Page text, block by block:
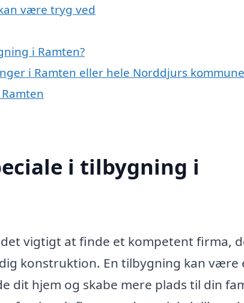
være tryg ved
i Ramten?
i Ramten eller hele Norddjurs kommune
i tilbygning i
vigtigt at finde et kompetent firma,
konstruktion. En tilbygning kan være
dit hjem og skabe mere plads til din